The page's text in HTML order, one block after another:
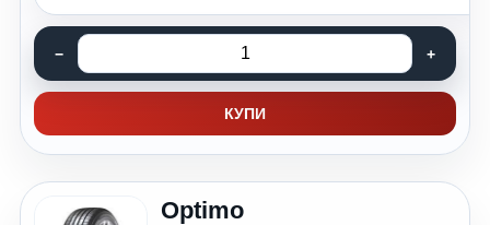
КУПИ
Optimo